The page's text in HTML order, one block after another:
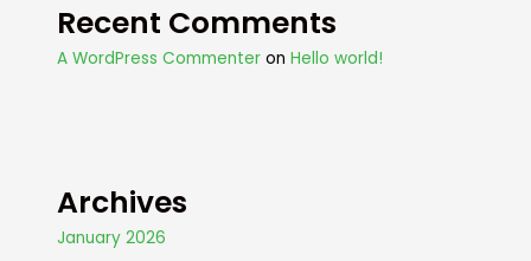
Recent Comments
A WordPress Commenter onHello world!
Archives
January 2026